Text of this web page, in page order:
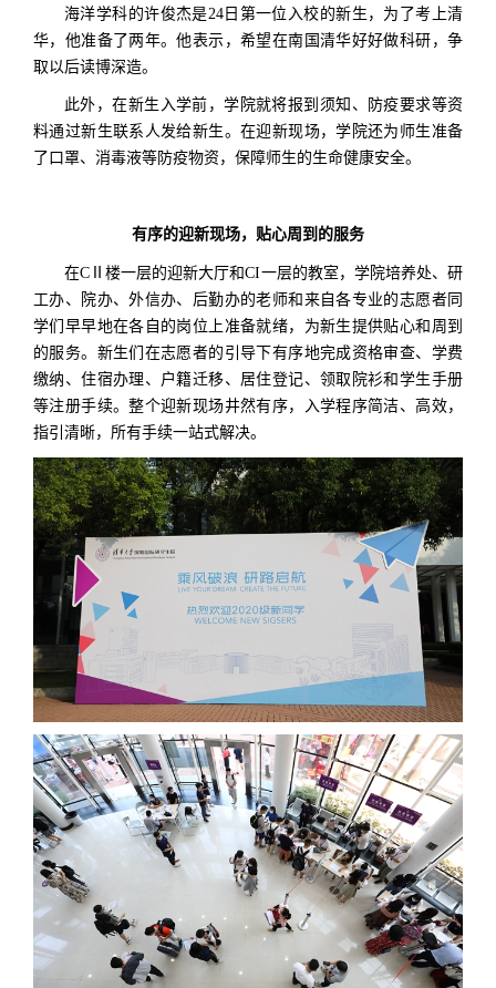
海洋学科的许俊杰是24日第一位入校的新生，为了考上清
华，他准备了两年。他表示，希望在南国清华好好做科研，争
取以后读博深造。
此外，在新生入学前，学院就将报到须知、防疫要求等资
料通过新生联系人发给新生。在迎新现场，学院还为师生准备
了口罩、消毒液等防疫物资，保障师生的生命健康安全。
有序的迎新现场，贴心周到的服务
在CⅡ楼一层的迎新大厅和CI一层的教室，学院培养处、研
工办、院办、外信办、后勤办的老师和来自各专业的志愿者同
学们早早地在各自的岗位上准备就绪，为新生提供贴心和周到
的服务。新生们在志愿者的引导下有序地完成资格审查、学费
缴纳、住宿办理、户籍迁移、居住登记、领取院衫和学生手册
等注册手续。整个迎新现场井然有序，入学程序简洁、高效，
指引清晰，所有手续一站式解决。